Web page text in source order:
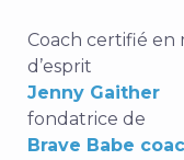
Coach certifié en
d’esprit
Jenny Gaither
fondatrice de
Brave Babe